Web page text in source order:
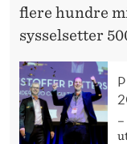
flere hundre
sysselsetter